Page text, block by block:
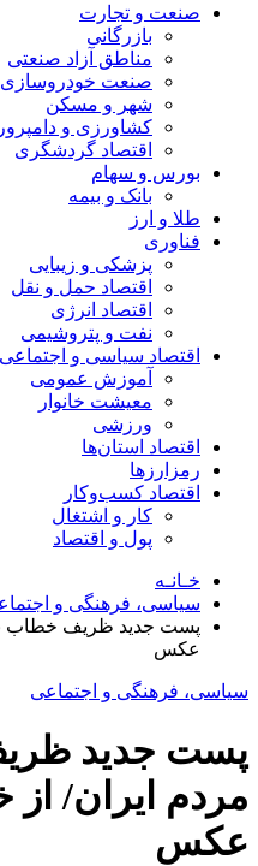
صنعت و تجارت
بازرگانی
مناطق آزاد صنعتی
صنعت خودروسازی
شهر و مسکن
کشاورزی و
اقتصاد گردشگری
بورس و سهام
بانک و بیمه
طلا و ارز
فناوری
پزشکی و زیبایی
اقتصاد حمل و نقل
اقتصاد انرژی
نفت و پتروشیمی
اقتصاد سیاسی و اجتماعی
آموزش عمومی
معیشت خانوار
ورزشی
اقتصاد استان‌ها
رمزارزها
اقتصاد کسب‌و‌کار
کار و اشتغال
پول و اقتصاد
خـانـه
سیاسی، فرهنگی و
پست جدید ظریف خطاب
عکس
سیاسی، فرهنگی و اجتماعی
پست جدید
مردم ایران/
عکس